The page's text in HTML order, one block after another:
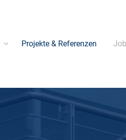
Projekte & Referenzen